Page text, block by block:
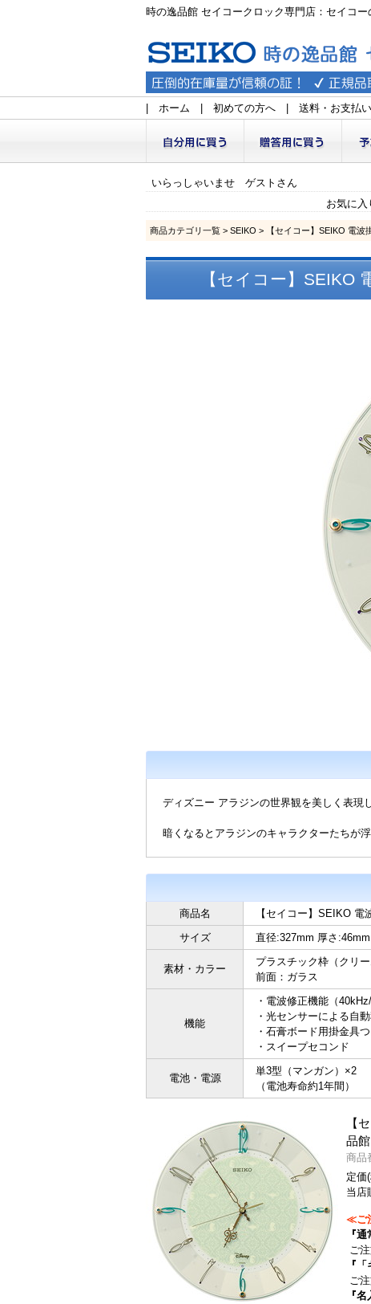
時の逸品館 セイコークロック専門店：セイコ
ホーム 初めての方へ 送料・お支払
いらっしゃいませ ゲストさん
お気に入
商品カテゴリ一覧 > SEIKO > 【セイコー】SEIKO 電波
【セイコー】SEIKO
ディズニー アラジンの世界観を美しく表現
暗くなるとアラジンのキャラクターたちが
商品名
【セイコー】SEIKO 電
サイズ
直径:327mm 厚さ
素材・カラー
プラスチック枠（クリー
前面：ガラス
機能
・電波修正機能（
・光センサーによる自
・石膏ボード用掛金具つ
・スイープセコンド
電池・電源
単3型（マンガン）×2
（電池寿命約1年間）
【
品館
商品
定価
当店
≪ご
『
ご
『
ご
『